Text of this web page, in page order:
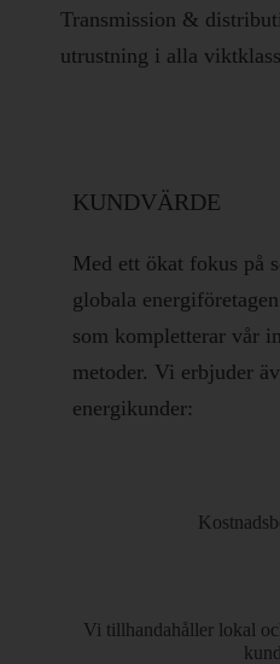
Transmission &
utrustning i alla
KUNDVÄRDE
Med ett ökat fokus på
globala
som kompletterar vår
metoder. Vi erbjuder
energikunder:
Vi tillhandahåller lokal